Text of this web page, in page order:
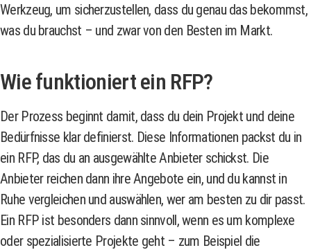
Werkzeug, um sicherzustellen, dass du genau das bekommst,
was du brauchst – und zwar von den Besten im Markt.
Wie funktioniert ein RFP?
Der Prozess beginnt damit, dass du dein Projekt und deine
Bedürfnisse klar definierst. Diese Informationen packst du in
ein RFP, das du an ausgewählte Anbieter schickst. Die
Anbieter reichen dann ihre Angebote ein, und du kannst in
Ruhe vergleichen und auswählen, wer am besten zu dir passt.
Ein RFP ist besonders dann sinnvoll, wenn es um komplexe
oder spezialisierte Projekte geht – zum Beispiel die